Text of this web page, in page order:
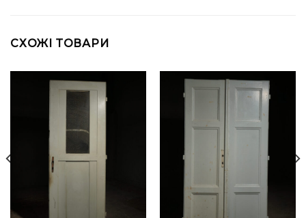
СХОЖІ ТОВАРИ